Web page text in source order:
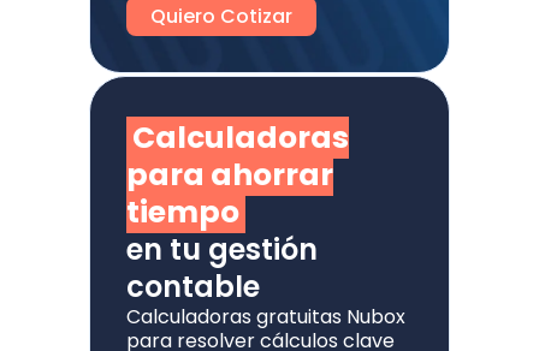
Calculadoras
para ahorrar
tiempo
en tu gestión
contable
Calculadoras gratuitas Nubox
para resolver cálculos clave
Quiero Cotizar